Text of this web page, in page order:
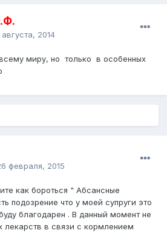
августа, 2014
миру, но только в особенных
февраля, 2015
как бороться " Абсансные
подозрение что у моей супруги это
благодарен . В данный момент не
лекарств в связи с кормлением